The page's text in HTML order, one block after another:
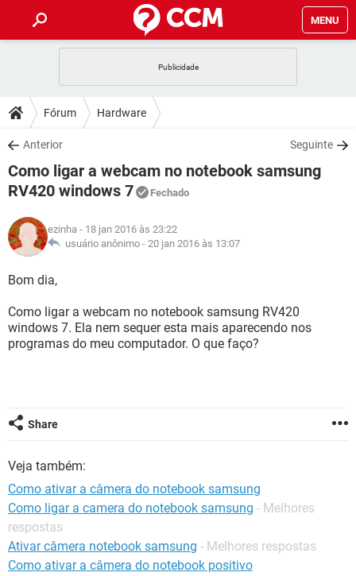
MENU
CELULAR
OUTLOOK
INSTAGRAM GMAIL
GUIA DE COMPRAS
DICAS
JOGOS
OUTLOOK
GUIA DE COMPRAS
DOWNLOADS
JOGOS WHATSAPP
CELULAR
OUTLOOK
INSTAGRAM
GUIA DE COMPRAS
FÓRUM
CELULAR FACEBOOK
GUIA DE COMPRAS
GLOSSÁRIO
JOGOS
CELULAR
OUTLOOK EXCEL
INSTAGRAM GMAIL
Fórum Hardware
Anterior Seguinte
Como ligar a webcam no notebook samsung
RV420 windows 7
Fechado
ezinha - 18 jan 2016 às 23:22
usuário anônimo - 20 jan 2016 às 13:07
Bom dia,
Como ligar a webcam no notebook samsung RV420
windows 7. Ela nem sequer esta mais aparecendo nos
programas do meu computador. O que faço?
Share
Veja também:
Como ativar a câmera do notebook samsung
Como ligar a camera do notebook samsung - Melhores
respostas
Ativar câmera notebook samsung - Melhores respostas
Como ativar a câmera do notebook positivo